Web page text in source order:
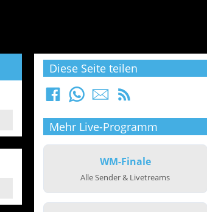
Diese Seite teilen
Mehr Live-Programm
WM-Finale
Alle Sender & Livetreams